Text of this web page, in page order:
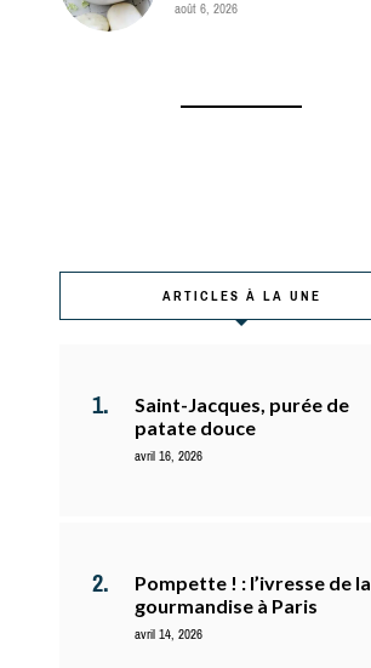
août 6, 2026
ARTICLES À LA UNE
Saint-Jacques, purée de
patate douce
avril 16, 2026
Pompette ! : l’ivresse de la
gourmandise à Paris
avril 14, 2026